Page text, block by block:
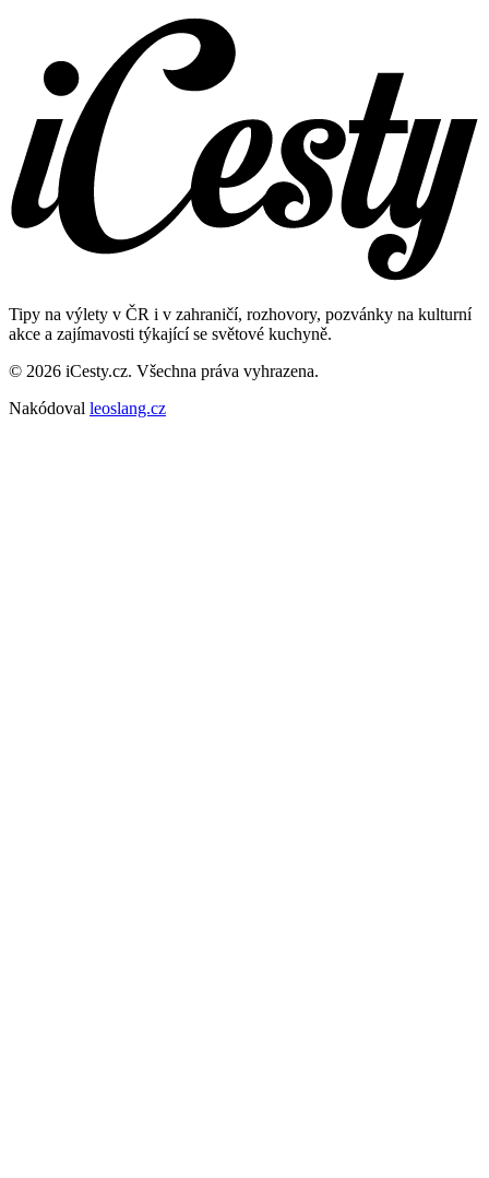
Tipy na výlety v ČR i v zahraničí, rozhovory, pozvánky na kulturní
akce a zajímavosti týkající se světové kuchyně.
© 2026 iCesty.cz. Všechna práva vyhrazena.
Nakódoval leoslang.cz